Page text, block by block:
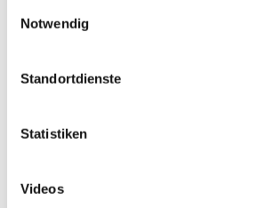
Notwendig
Standortdienste
Statistiken
Videos
Pflanzliche Psychopharmaka